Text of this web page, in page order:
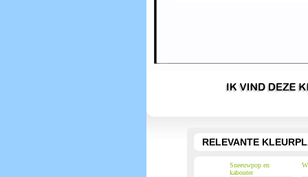
RELEVANTE
Sneeuwpop en
kabouter